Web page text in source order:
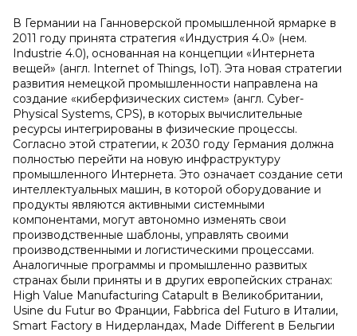
В Германии на Ганноверской промышленной ярмарке в
2011 году принята стратегия «Индустрия 4.0» (нем.
Industrie 4.0), основанная на концепции «Интернета
вещей» (англ. Internet of Things, IoT). Эта новая стратегии
развития немецкой промышленности направлена на
создание «киберфизических систем» (англ. Cyber-
Physical Systems, CPS), в которых вычислительные
ресурсы интегрированы в физические процессы.
Согласно этой стратегии, к 2030 году Германия должна
полностью перейти на новую инфраструктуру
промышленного Интернета. Это означает создание сети
интеллектуальных машин, в которой оборудование и
продукты являются активными системными
компонентами, могут автономно изменять свои
производственные шаблоны, управлять своими
производственными и логистическими процессами.
Аналогичные программы и промышленно развитых
странах были приняты и в других европейских странах:
High Value Manufacturing Catapult в Великобритании,
Usine du Futur во Франции, Fabbrica del Futuro в Италии,
Smart Factory в Нидерландах, Made Different в Бельгии